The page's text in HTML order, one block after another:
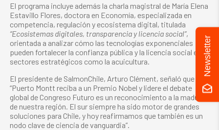
El programa incluye además la charla magistral de María Elena
Estavillo Flores, doctora en Economía, especializada en
competencia, regulación y ecosistema digital, titulada
“Ecosistemas digitales, transparencia y licencia social”,
orientada a analizar cómo las tecnologías exponenciales
pueden fortalecer la confianza pública y la licencia social en
sectores estratégicos como la acuicultura.
El presidente de SalmonChile, Arturo Clément, señaló que
“Puerto Montt reciba a un Premio Nobel y lidere el debate
global de Congreso Futuro es un reconocimiento a la madurez
de nuestra región. El sur siempre ha sido motor de grandes
soluciones para Chile, y hoy reafirmamos que también es un
nodo clave de ciencia de vanguardia”.
Newsletter